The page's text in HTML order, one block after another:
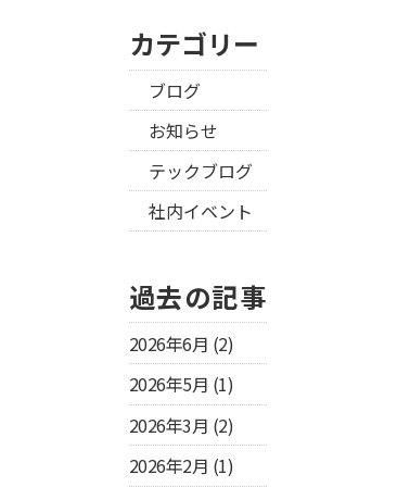
カテゴリー
ブログ
お知らせ
テックブログ
社内イベント
過去の記事
2026年6月 (2)
2026年5月 (1)
2026年3月 (2)
2026年2月 (1)